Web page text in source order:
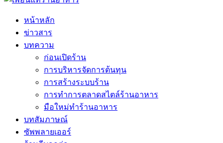
หน้าหลัก
ข่าวสาร
บทความ
ก่อนเปิดร้าน
การบริหารจัดการต้นทุน
การสร้างระบบร้าน
การทำการตลาดสไตล์ร้านอาหาร
มือใหม่ทำร้านอาหาร
บทสัมภาษณ์
ซัพพลายเออร์